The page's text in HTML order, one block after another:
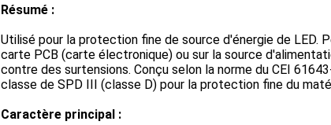
Résumé :
Utilisé pour la protection fine de source d'énergie de LED.
carte PCB (carte électronique) ou sur la source
contre des surtensions. Conçu selon la norme du CEI
classe de SPD III (classe D) pour la protection fine du
Caractère principal :